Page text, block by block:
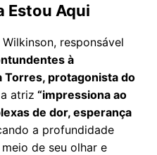
Estou Aqui
responsável
à
Torres, protagonista do
atriz “impressiona ao
de dor, esperança
a profundidade
de seu olhar e